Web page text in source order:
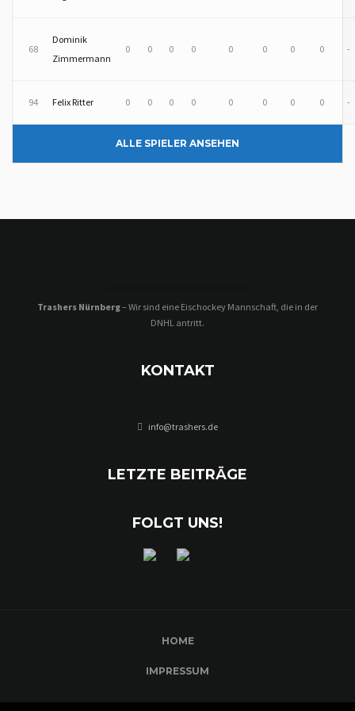
68
Dominik
Zimmermann
0 0 0 0 0 0 0 0 -
94 Felix Ritter 0 0 0 0 0 0 0 0 -
ALLE SPIELER ANSEHEN
Trashers Nürnberg– Wir sind eine Eischockey Mannschaft, die in der
DNHL antritt.
KONTAKT
info@trashers.de
LETZTE BEITRÄGE
FOLGT UNS!
HOME
IMPRESSUM